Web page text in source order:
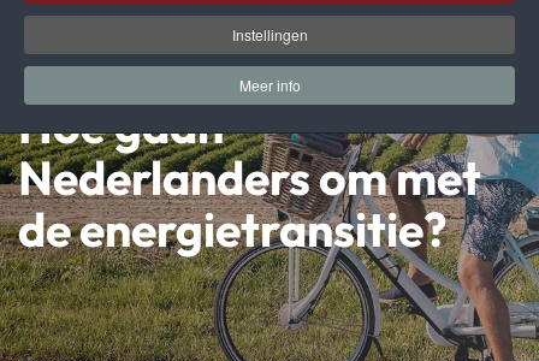
Instellingen
Meer info
Hoe gaan
Nederlanders om met
de energietransitie?